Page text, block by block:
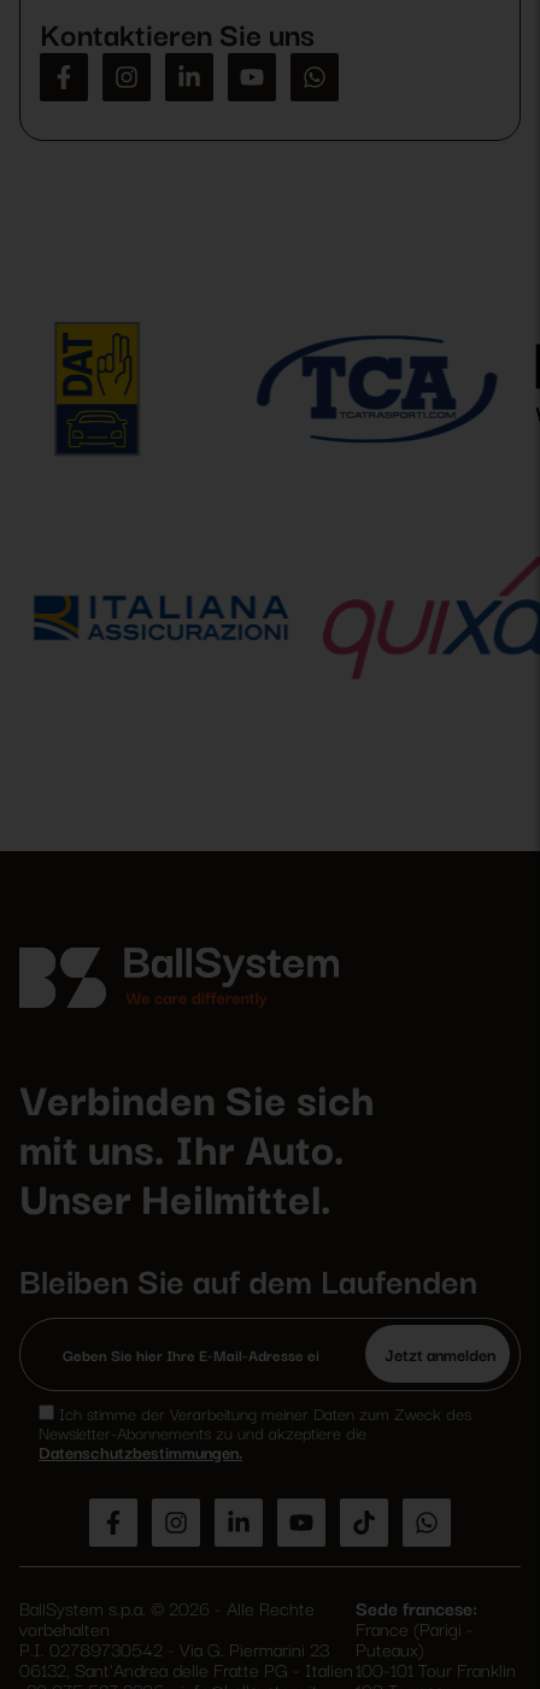
Kontaktieren Sie uns
Verbinden Sie sich
mit uns. Ihr Auto.
Unser Heilmittel.
Bleiben Sie auf dem Laufenden
Bitte
lasse
Ich stimme der Verarbeitung meiner Daten zum Zweck des
Newsletter-Abonnements zu und akzeptiere die
Datenschutzbestimmungen.
BallSystem s.p.a. © 2026 - Alle Rechte
vorbehalten
P.I. 02789730542 - Via G. Piermarini 23
06132, Sant'Andrea delle Fratte PG - Italien
Sede francese:
France (Parigi -
Puteaux)
100-101 Tour Franklin